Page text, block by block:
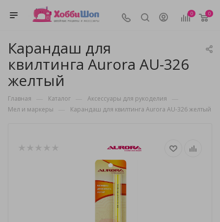
0 0
Карандаш для
квилтинга Aurora AU-326
желтый
Главная — Каталог — Аксессуары для рукоделия —
Мел и маркеры — Карандаш для квилтинга Aurora AU-326 желтый